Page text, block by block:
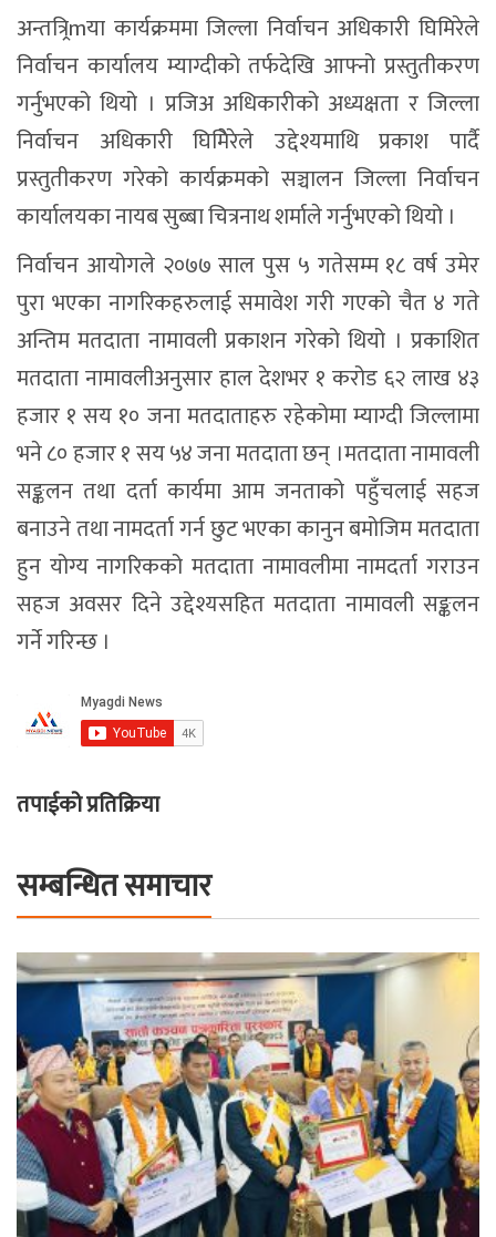
अन्तत्र्रिmया कार्यक्रममा जिल्ला निर्वाचन अधिकारी घिमिरेले
निर्वाचन कार्यालय म्याग्दीको तर्फदेखि आफ्नो प्रस्तुतीकरण
गर्नुभएको थियो । प्रजिअ अधिकारीको अध्यक्षता र जिल्ला
निर्वाचन अधिकारी घिमिेरेले उद्देश्यमाथि प्रकाश पार्दै
प्रस्तुतीकरण गरेको कार्यक्रमको सञ्चालन जिल्ला निर्वाचन
कार्यालयका नायब सुब्बा चित्रनाथ शर्माले गर्नुभएको थियो ।
निर्वाचन आयोगले २०७७ साल पुस ५ गतेसम्म १८ वर्ष उमेर
पुरा भएका नागरिकहरुलाई समावेश गरी गएको चैत ४ गते
अन्तिम मतदाता नामावली प्रकाशन गरेको थियो । प्रकाशित
मतदाता नामावलीअनुसार हाल देशभर १ करोड ६२ लाख ४३
हजार १ सय १० जना मतदाताहरु रहेकोमा म्याग्दी जिल्लामा
भने ८० हजार १ सय ५४ जना मतदाता छन् ।मतदाता नामावली
सङ्कलन तथा दर्ता कार्यमा आम जनताको पहुँचलाई सहज
बनाउने तथा नामदर्ता गर्न छुट भएका कानुन बमोजिम मतदाता
हुन योग्य नागरिकको मतदाता नामावलीमा नामदर्ता गराउन
सहज अवसर दिने उद्देश्यसहित मतदाता नामावली सङ्कलन
गर्ने गरिन्छ ।
तपाईको प्रतिक्रिया
सम्बन्धित समाचार